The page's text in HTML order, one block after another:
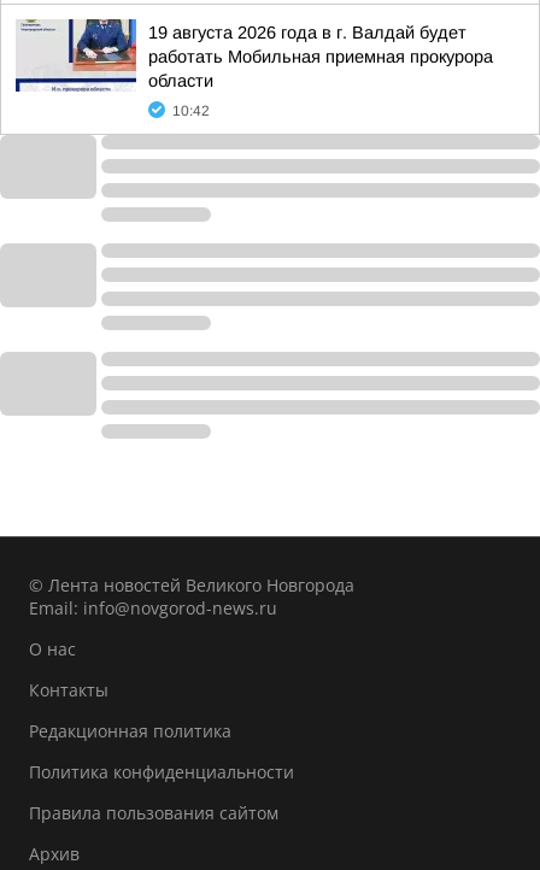
19 августа 2026 года в г. Валдай будет
работать Мобильная приемная прокурора
области
10:42
© Лента новостей Великого Новгорода
Email: info@novgorod-news.ru
О нас
Контакты
Редакционная политика
Политика конфиденциальности
Правила пользования сайтом
Архив